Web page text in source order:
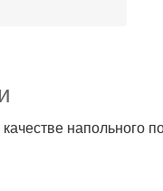
напольного